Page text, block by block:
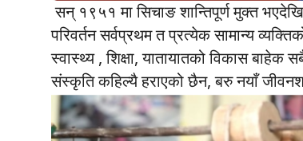
सन् १९५१ मा सिचाङ शान्तिपूर्ण मुक्त
परिवर्तन सर्वप्रथम त प्रत्येक सामान्य
स्वास्थ्य , शिक्षा, यातायातको विकास
संस्कृति कहिल्यै हराएको छैन, बरु नयाँ